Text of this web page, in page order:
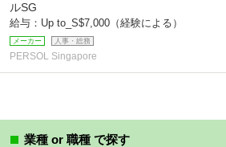
ルSG
給与：Up to_S$7,000（経験による）
メーカー 人事・総務
PERSOL Singapore
業種 or 職種 で探す